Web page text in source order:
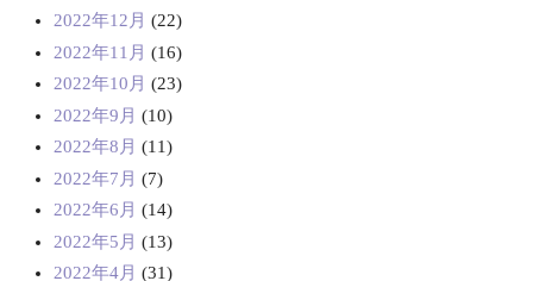
2022年12月 (22)
2022年11月 (16)
2022年10月 (23)
2022年9月 (10)
2022年8月 (11)
2022年7月 (7)
2022年6月 (14)
2022年5月 (13)
2022年4月 (31)